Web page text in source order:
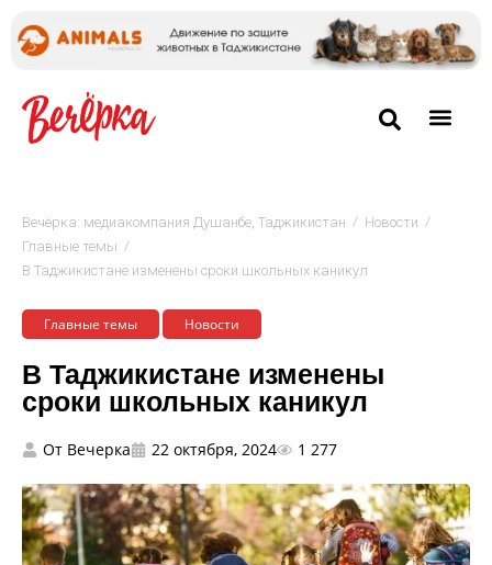
Вечёрка: медиакомпания Душанбе, Таджикистан / Новости /
Главные темы /
В Таджикистане изменены сроки школьных каникул
Главные темы Новости
В Таджикистане изменены
сроки школьных каникул
От Вечерка 22 октября, 2024 1 277